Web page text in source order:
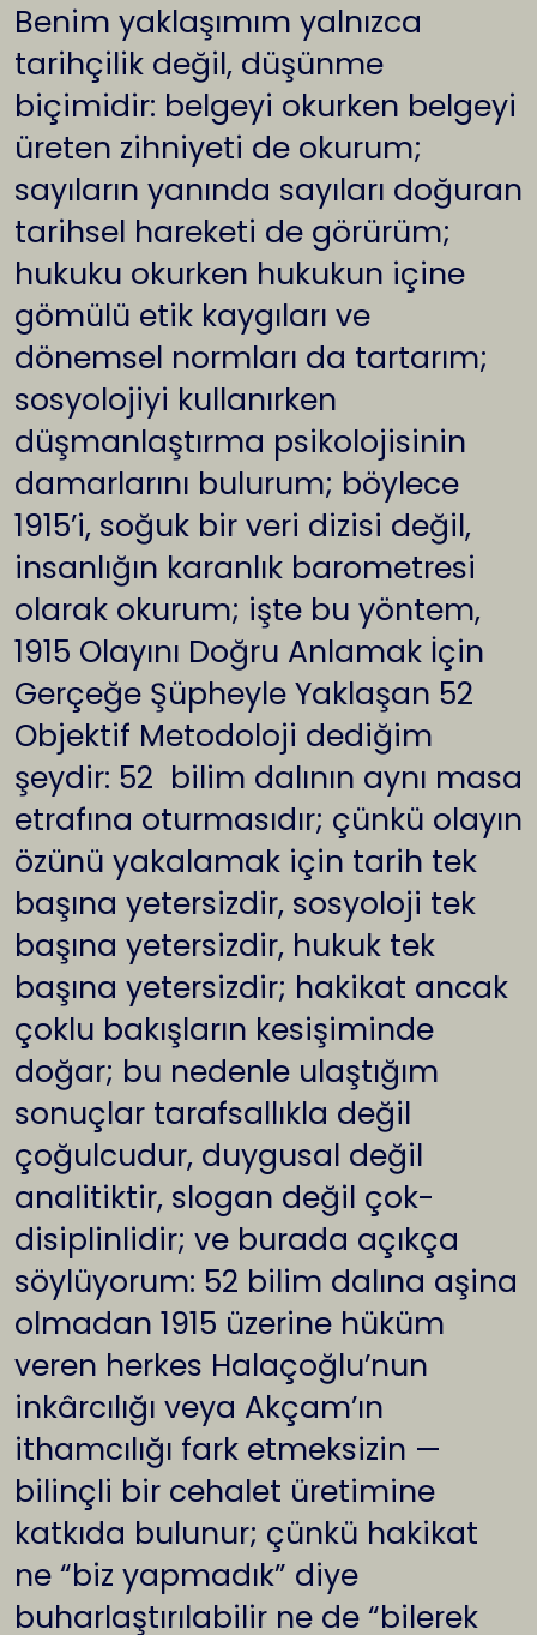
Benim yaklaşımım yalnızca
tarihçilik değil, düşünme
biçimidir: belgeyi okurken belgeyi
üreten zihniyeti de okurum;
sayıların yanında sayıları doğuran
tarihsel hareketi de görürüm;
hukuku okurken hukukun içine
gömülü etik kaygıları ve
dönemsel normları da tartarım;
sosyolojiyi kullanırken
düşmanlaştırma psikolojisinin
damarlarını bulurum; böylece
1915’i, soğuk bir veri dizisi değil,
insanlığın karanlık barometresi
olarak okurum; işte bu yöntem,
1915 Olayını Doğru Anlamak İçin
Gerçeğe Şüpheyle Yaklaşan 52
Objektif Metodoloji dediğim
şeydir: 52 bilim dalının aynı masa
etrafına oturmasıdır; çünkü olayın
özünü yakalamak için tarih tek
başına yetersizdir, sosyoloji tek
başına yetersizdir, hukuk tek
başına yetersizdir; hakikat ancak
çoklu bakışların kesişiminde
doğar; bu nedenle ulaştığım
sonuçlar tarafsallıkla değil
çoğulcudur, duygusal değil
analitiktir, slogan değil çok-
disiplinlidir; ve burada açıkça
söylüyorum: 52 bilim dalına aşina
olmadan 1915 üzerine hüküm
veren herkes Halaçoğlu’nun
inkârcılığı veya Akçam’ın
ithamcılığı fark etmeksizin —
bilinçli bir cehalet üretimine
katkıda bulunur; çünkü hakikat
ne “biz yapmadık” diye
buharlaştırılabilir ne de “bilerek